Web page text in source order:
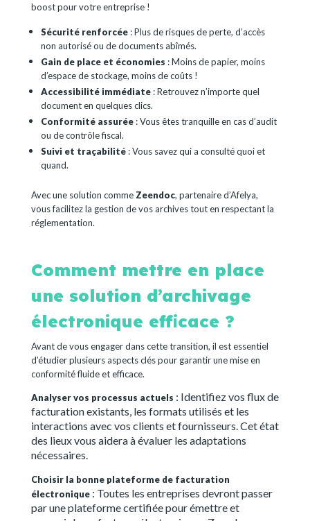
boost pour votre entreprise !
Sécurité renforcée: Plus de risques de perte, d’accès
non autorisé ou de documents abîmés.
Gain de place et économies : Moins de papier, moins
d’espace de stockage, moins de coûts !
Accessibilité immédiate: Retrouvez n’importe quel
document en quelques clics.
Conformité assurée: Vous êtes tranquille en cas d’audit
ou de contrôle fiscal.
Suivi et traçabilité: Vous savez qui a consulté quoi et
quand.
Avec une solution comme Zeendoc, partenaire d’Afelya,
vous facilitez la gestion de vos archives tout en respectant la
réglementation.
Comment mettre en place
une solution d’archivage
électronique efficace ?
Avant de vous engager dans cette transition, il est essentiel
d’étudier plusieurs aspects clés pour garantir une mise en
conformité fluide et efficace.
Analyser vos processus actuels : Identifiez vos flux de
facturation existants, les formats utilisés et les
interactions avec vos clients et fournisseurs. Cet état
des lieux vous aidera à évaluer les adaptations
nécessaires.
Choisir la bonne plateforme de facturation
électronique: Toutes les entreprises devront passer
par une plateforme certifiée pour émettre et